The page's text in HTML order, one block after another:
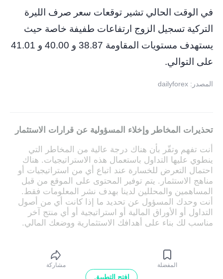
في الوقت الحالي تشير توقعات سعر صرف الليرة
التركية تسجيل الزوج ارتفاعات طفيفة خاصة حيث
يستهدف مستويات المقاومة 38.87 و 40.00 و 41.01
على التوالي.
المصدر: dailyforex
تحذيرات المخاطر وإخلاء المسؤولية عن قرارات الاستثمار
أنت تفهم وتقّر بأن هناك درجة عالية من المخاطر التي
ينطوي عليها التداول باستعمال هذه الاستراتيجيات. هناك
احتمال التعرض للخسارة عند اتباع أي من استراتيجيات أو
مناهج الاستثمار. يتم توفير المحتوى على الموقع من قبل
المساهمين والمحللين لدينا بهدف نشر المعلومات فقط.
أنت وحدك المسؤول عن تحديد ما إذا كانت أي من أصول
التداول أو الأوراق المالية أو استراتيجية أو أي منتج آخر
مناسب لك بناء على أهدافك الاستثمارية ووضعك المالي.
المفضلة مشاركة
افتح التطبيق